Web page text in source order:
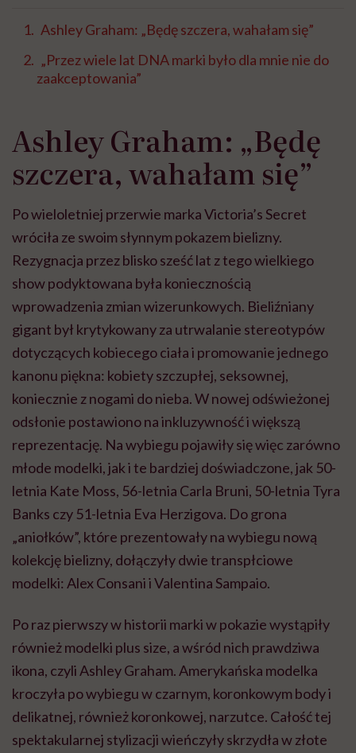
Ashley Graham: „Będę szczera, wahałam się”
„Przez wiele lat DNA marki było dla mnie nie do
zaakceptowania”
Ashley Graham: „Będę
szczera, wahałam się”
Po wieloletniej przerwie marka Victoria’s Secret
wróciła ze swoim słynnym pokazem bielizny.
Rezygnacja przez blisko sześć lat z tego wielkiego
show podyktowana była koniecznością
wprowadzenia zmian wizerunkowych. Bieliźniany
gigant był krytykowany za utrwalanie stereotypów
dotyczących kobiecego ciała i promowanie jednego
kanonu piękna: kobiety szczupłej, seksownej,
koniecznie z nogami do nieba. W nowej odświeżonej
odsłonie postawiono na inkluzywność i większą
reprezentację. Na wybiegu pojawiły się więc zarówno
młode modelki, jak i te bardziej doświadczone, jak 50-
letnia Kate Moss, 56-letnia Carla Bruni, 50-letnia Tyra
Banks czy 51-letnia Eva Herzigova. Do grona
„aniołków”, które prezentowały na wybiegu nową
kolekcję bielizny, dołączyły dwie transpłciowe
modelki: Alex Consani i Valentina Sampaio.
Po raz pierwszy w historii marki w pokazie wystąpiły
również modelki plus size, a wśród nich prawdziwa
ikona, czyli Ashley Graham. Amerykańska modelka
kroczyła po wybiegu w czarnym, koronkowym body i
delikatnej, również koronkowej, narzutce. Całość tej
spektakularnej stylizacji wieńczyły skrzydła w złote